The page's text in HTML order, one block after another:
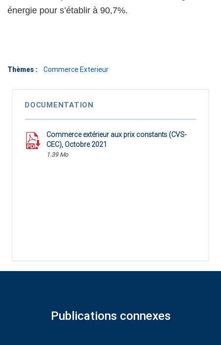
énergie pour s’établir à 90,7%.
Thèmes : Commerce Exterieur
DOCUMENTATION
Commerce extérieur aux prix constants (CVS-
CEC), Octobre 2021
1.39 Mo
Publications connexes